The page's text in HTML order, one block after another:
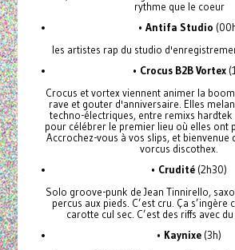
rythme que le coeur
• Antifa Studio
les artistes rap du studio
• Crocus B2B Vortex
Crocus et vortex viennent animer la
rave et gouter d'anniversaire. Elles
techno-électriques, entre remixs hardtek
pour célébrer le premier lieu où elles ont
Accrochez-vous à vos slips, et bienvenue
vorcus discothex.
• Crudité (2h30)
Solo groove-punk de Jean Tinnirello,
percus aux pieds. C’est cru. Ça s’ingère
carotte cul sec. C’est des riffs avec
• Kaynixe (3h)